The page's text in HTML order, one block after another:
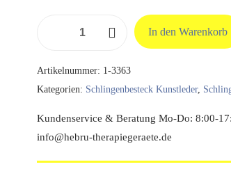
Original
Skai
Kunstleder
In den Warenkorb
Artikelnummer: 1-3363
Kategorien: Schlingenbesteck Kunstleder,
Kundenservice & Beratung Mo-Do: 8:00-
info@hebru-therapiegeraete.de